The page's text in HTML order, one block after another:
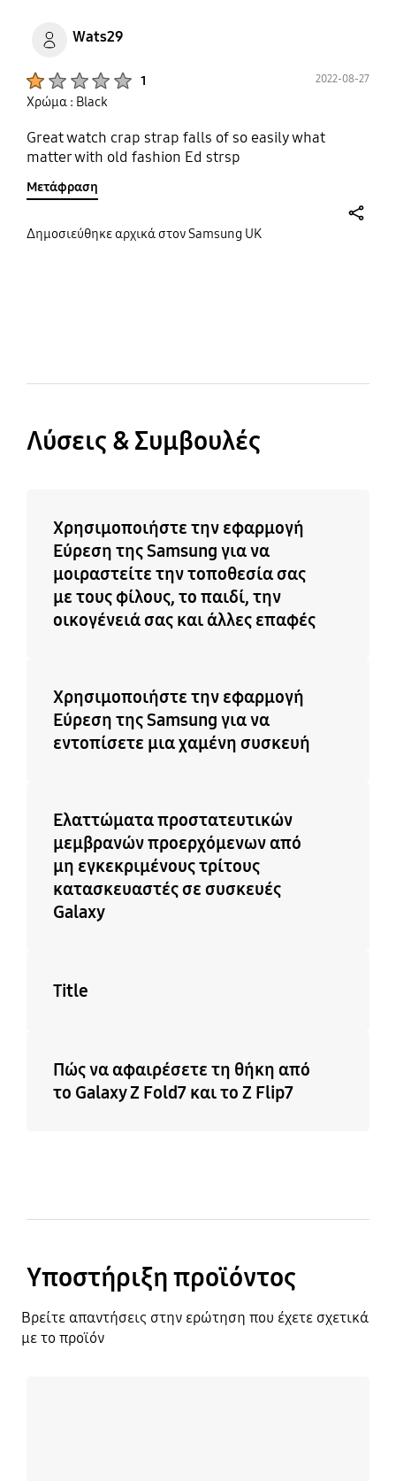
Wats29
1 2022-08-27
Χρώμα : Black
Great watch crap strap falls of so easily what
matter with old fashion Ed strsp
Μετάφραση
Δημοσιεύθηκε αρχικά στον Samsung UK
Λύσεις & Συμβουλές
Χρησιμοποιήστε την εφαρμογή
Εύρεση της Samsung για να
μοιραστείτε την τοποθεσία σας
με τους φίλους, το παιδί, την
οικογένειά σας και άλλες επαφές
Χρησιμοποιήστε την εφαρμογή
Εύρεση της Samsung για να
εντοπίσετε μια χαμένη συσκευή
Ελαττώματα προστατευτικών
μεμβρανών προερχόμενων από
μη εγκεκριμένους τρίτους
κατασκευαστές σε συσκευές
Galaxy
Title
Πώς να αφαιρέσετε τη θήκη από
το Galaxy Z Fold7 και το Z Flip7
Υποστήριξη προϊόντος
Βρείτε απαντήσεις στην ερώτηση που έχετε σχετικά
με το προϊόν